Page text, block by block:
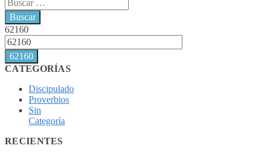
62160
CATEGORÍAS
Discipulado
Proverbios
Sin
Categoría
RECIENTES